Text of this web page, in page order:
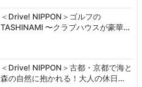
＜Drive! NIPPON＞ゴルフの
TASHINAMI 〜クラブハウスが豪華…
＜Drive! NIPPON＞古都・京都で海と
森の自然に抱かれる！大人の休日…